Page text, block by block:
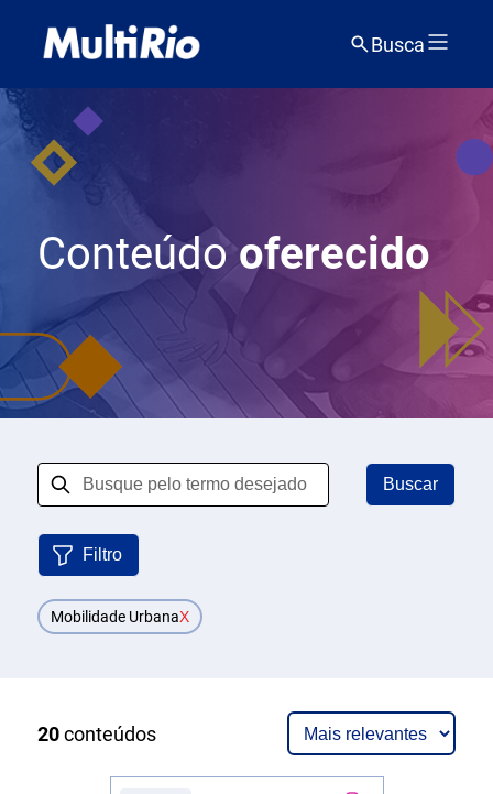
Busca
Conteúdooferecido
Filtro
Buscar
Mobilidade UrbanaX
20conteúdos